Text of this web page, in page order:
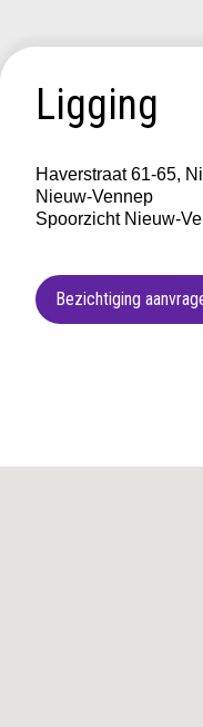
Ligging
Haverstraat 61-65,
Nieuw-Vennep
Spoorzicht Nieuw-
Bezichtiging